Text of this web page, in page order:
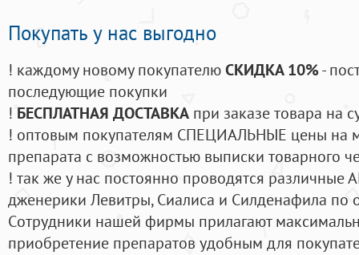
Покупать у нас выгодно
! каждому новому покупателюСКИДКА 10%-
последующие покупки
! БЕСПЛАТНАЯ ДОСТАВКА при заказе товара на
! оптовым покупателям СПЕЦИАЛЬНЫЕ цены на
препарата с возможностью выписки товарного
! так же у нас постоянно проводятся
дженерики Левитры, Сиалиса и Силденафила по
Cотрудники нашей фирмы прилагают
приобретение препаратов удобным для